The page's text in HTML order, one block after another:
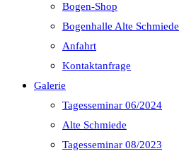
Bogen-Shop
Bogenhalle Alte Schmiede
Anfahrt
Kontaktanfrage
Galerie
Tagesseminar 06/2024
Alte Schmiede
Tagesseminar 08/2023